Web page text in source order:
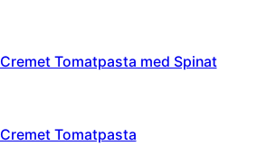
Cremet Tomatpasta med Spinat
Cremet Tomatpasta